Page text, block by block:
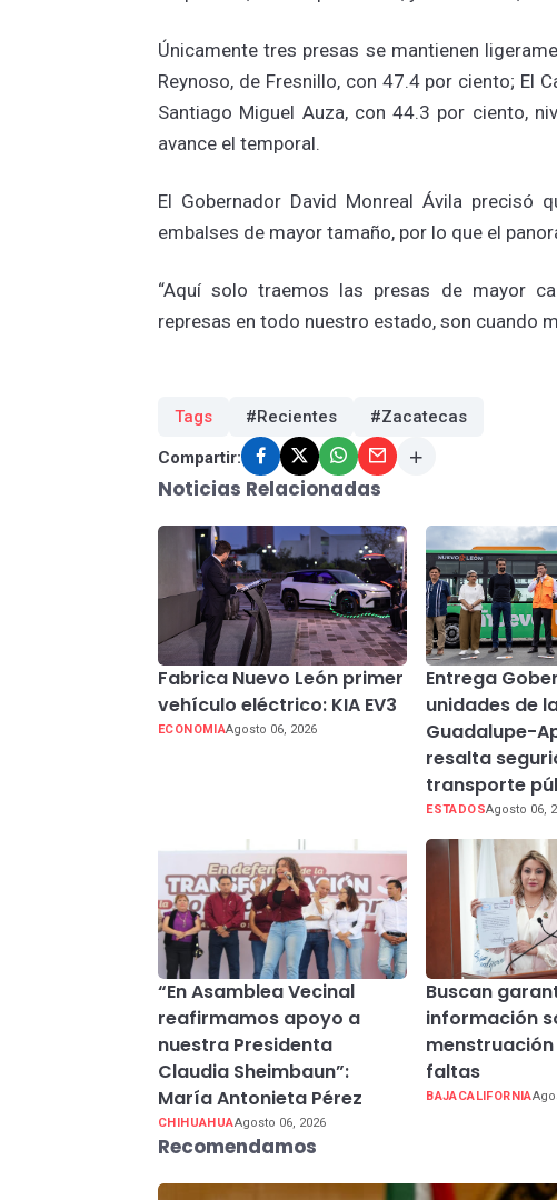
Únicamente tres presas se mantienen
Reynoso, de Fresnillo, con 47.4 por ciento; El
Santiago Miguel Auza, con 44.3 por ciento,
avance el temporal.
El Gobernador David Monreal Ávila precisó
embalses de mayor tamaño, por lo que el
“Aquí solo traemos las presas de mayor
represas en todo nuestro estado, son cuando
Tags #Recientes #Zacatecas
Compartir:
Noticias Relacionadas
Fabrica Nuevo León primer
vehículo eléctrico: KIA EV3
ECONOMIAAgosto 06, 2026
Entrega
unidades de
Guadalupe-
resalta
transporte
ESTADOSAgosto 06,
“En Asamblea Vecinal
reafirmamos apoyo a
nuestra Presidenta
Claudia Sheimbaun”:
María Antonieta Pérez
CHIHUAHUAAgosto 06, 2026
Buscan
información
faltas
BAJACALIFORNIA
Recomendamos